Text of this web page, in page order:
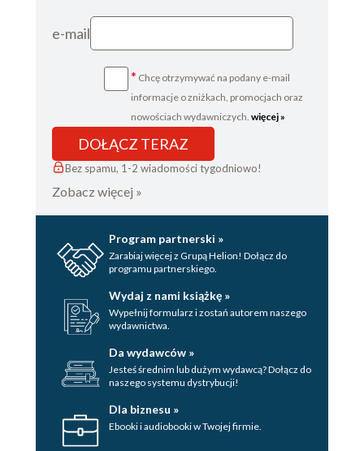
e-mail
* Chcę otrzymywać na podany e-mail
informacje o zniżkach, promocjach oraz
nowościach wydawniczych. więcej »
DOŁĄCZ TERAZ
Bez spamu, 1-2 wiadomości tygodniowo!
Zobacz więcej »
Program partnerski »
Zarabiaj więcej z Grupą Helion! Dołącz do
programu partnerskiego.
Wydaj z nami książkę »
Wypełnij formularz i zostań autorem naszego
wydawnictwa.
Da wydawców »
Jesteś średnim lub dużym wydawcą? Dołącz do
naszego systemu dystrybucji!
Dla biznesu »
Ebooki i audiobooki w Twojej firmie.